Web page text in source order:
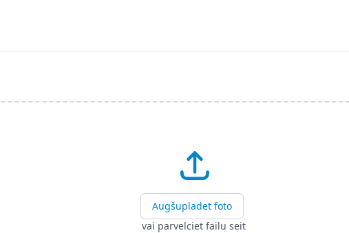
Augšupladet foto
vai parvelciet failu seit